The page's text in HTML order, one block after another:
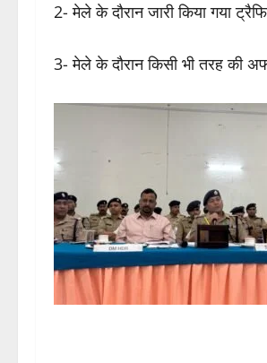
2- मेले के दौरान जारी किया गया
3- मेले के दौरान किसी भी तरह की